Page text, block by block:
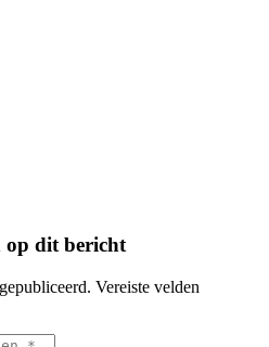
op dit bericht
Vereiste velden